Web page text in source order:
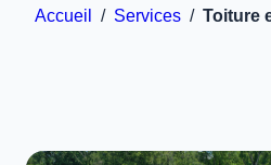
Accueil / Services / Toiture